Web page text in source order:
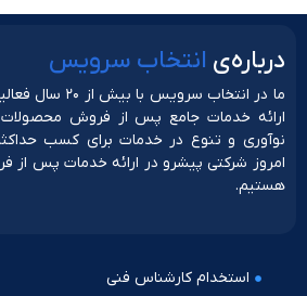
دربار‌ه‌ی انتخاب سرویس
ما در انتخاب
ارائه خدمات جامع پس از فروش محصولات
نوآوری و تنوع در خدمات برای کسب
امروز شرکتی پیشرو در ارائه خدمات پس از
هستیم.
استخدام کارشناس فنی